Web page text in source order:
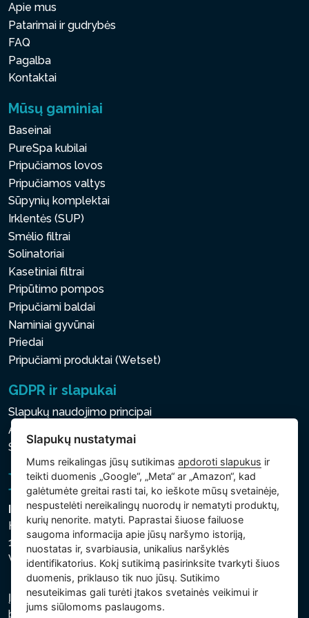
Apie mus
Patarimai ir gudrybės
FAQ
Pagalba
Kontaktai
Mūsų gaminiai
Baseinai
PureSpa kubilai
Pripučiamos lovos
Pripučiamos valtys
Sūpynių komplektai
Irklentės (SUP)
Smėlio filtrai
Solinatoriai
Kasetiniai filtrai
Pripūtimo pompos
Pripučiami baldai
Naminiai gyvūnai
Priedai
Pripučiami produktai (Wetset)
GDPR ir slapukai
Slapukų naudojimo principai
Asmens ir kitų tvarkomų duomenų apsaugos politika
Slapukų nustatymai
Intex Trading, s.r.o.
Hradecká 2526/3
130 00 Praha 3
Vinohrady - Česká republika
Įmonė įregistruota Prahos miesto teisme, C skyriuje,
bylos numeris 74759. regsitracijos numeris: 26150808,
Slapukų nustatymai
Mums reikalingas jūsų sutikimasapdoroti slapukus ir
teikti duomenis „Google“, „Meta“ ar „Amazon“, kad
galėtumėte greitai rasti tai, ko ieškote mūsų svetainėje,
nespustelėti nereikalingų nuorodų ir nematyti produktų,
kurių nenorite. matyti. Paprastai šiuose failuose
saugoma informacija apie jūsų naršymo istoriją,
nuostatas ir, svarbiausia, unikalius naršyklės
identifikatorius. Kokį sutikimą pasirinksite tvarkyti šiuos
duomenis, priklauso tik nuo jūsų. Sutikimo
nesuteikimas gali turėti įtakos svetainės veikimui ir
jums siūlomoms paslaugoms.